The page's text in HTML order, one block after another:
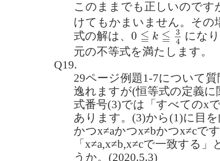
このままでも正しいのです
けてもかまいません。その
式の解は、 0 ≦ k ≦ 3
4
0≦ k≦ 34
にな
元の不等式を満たします。
Q19.
29ページ例題1-7について
逸れますが(恒等式の定義
式番号(3)では「すべてのx
あります。(3)から(1)に目
かつx≠aかつx≠bかつx≠cで
「x≠a,x≠b,x≠cで一致する
うか。(2020.5.3)